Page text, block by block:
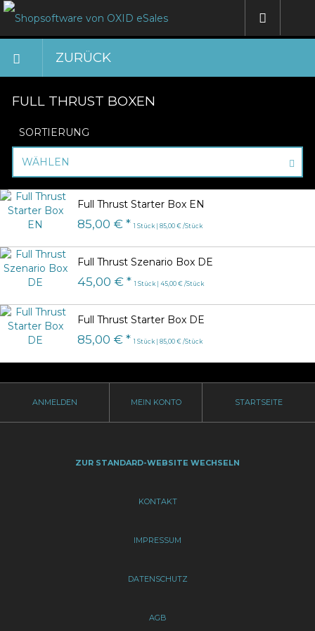
ZURÜCK
FULL THRUST BOXEN
SORTIERUNG
WÄHLEN
Full Thrust Starter Box EN
85,00 € * 1 Stück | 85,00 € /Stück
Full Thrust Szenario Box DE
45,00 € * 1 Stück | 45,00 € /Stück
Full Thrust Starter Box DE
85,00 € * 1 Stück | 85,00 € /Stück
ANMELDEN MEIN KONTO STARTSEITE
ZUR STANDARD-WEBSITE WECHSELN
KONTAKT
IMPRESSUM
DATENSCHUTZ
AGB